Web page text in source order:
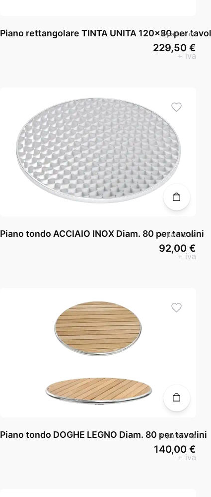
Piano rettangolare TINTA UNITA 120x80 per
A partire da
229,50 €
+ iva
Piano tondo ACCIAIO INOX Diam. 80 per tavolini
A partire da
92,00 €
+ iva
Piano tondo DOGHE LEGNO Diam. 80 per tavolini
A partire da
140,00 €
+ iva